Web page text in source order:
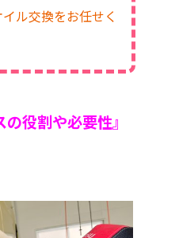
ル交換をお任せく
役割や必要性』